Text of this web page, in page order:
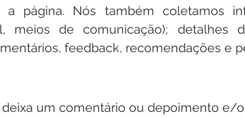
página. Nós também coletamos
meios de comunicação); detalhes
feedback, recomendações e
um comentário ou depoimento e/